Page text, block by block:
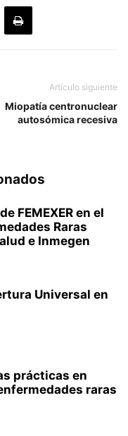
Artículo siguiente
Miopatía centronuclear
autosómica recesiva
FEMEXER en el
Raras
e Inmegen
Universal en
prácticas en
raras